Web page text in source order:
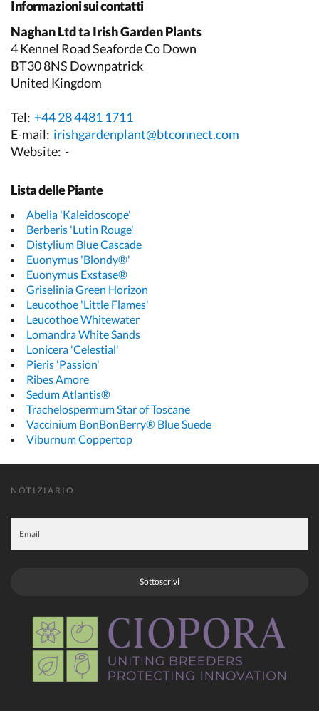
Informazioni sui contatti
Naghan Ltd ta Irish Garden Plants
4 Kennel Road Seaforde Co Down
BT30 8NS Downpatrick
United Kingdom
Tel: +44 28 4481 1711
E-mail: irishgardenplant@btconnect.com
Website: -
Lista delle Piante
Abelia 'Kaleidoscope'
Berberis 'Lutin Rouge'
Distylium Blue Cascade
Euonymus 'Blondy®'
Euonymus Exstase®
Griselinia Green Horizon
Leucothoe 'Little Flames'
Leucothoe Whitewater
Lomandra White Sands
Lonicera 'Celestial'
Pieris 'Passion'
Ribes Amore
Sedum Atlantis®
Trachelospermum Star of Toscane
Vaccinium BonBonBerry® Blue Suede
Viburnum Coppertop
NOTIZIARIO
Sottoscrivi